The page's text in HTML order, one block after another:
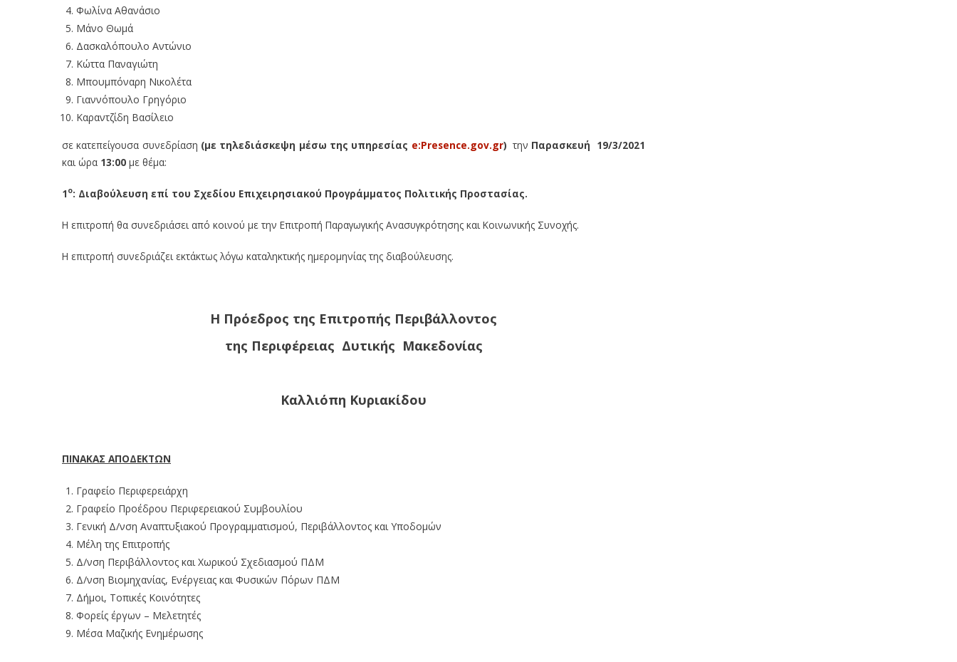
Φωλίνα Αθανάσιο
Μάνο Θωμά
Δασκαλόπουλο Αντώνιο
Κώττα Παναγιώτη
Μπουμπόναρη Νικολέτα
Γιαννόπουλο Γρηγόριο
Καραντζίδη Βασίλειο
σε κατεπείγουσα συνεδρίαση (με τηλεδιάσκεψη μέσω της υπηρεσίας e:Presence.gov.gr) την Παρασκευή 19/3/2021
και ώρα 13:00 με θέμα:
1 ο: Διαβούλευση επί του Σχεδίου Επιχειρησιακού Προγράμματος Πολιτικής Προστασίας.
Η επιτροπή θα συνεδριάσει από κοινού με την Επιτροπή Παραγωγικής Ανασυγκρότησης και Κοινωνικής Συνοχής.
Η επιτροπή συνεδριάζει εκτάκτως λόγω καταληκτικής ημερομηνίας της διαβούλευσης.
Η Πρόεδρος της Επιτροπής Περιβάλλοντος
της Περιφέρειας Δυτικής Μακεδονίας
Καλλιόπη Κυριακίδου
ΠΙΝΑΚΑΣ ΑΠΟΔΕΚΤΩΝ
Γραφείο Περιφερειάρχη
Γραφείο Προέδρου Περιφερειακού Συμβουλίου
Γενική Δ/νση Αναπτυξιακού Προγραμματισμού, Περιβάλλοντος και Υποδομών
Μέλη της Επιτροπής
Δ/νση Περιβάλλοντος και Χωρικού Σχεδιασμού ΠΔΜ
Δ/νση Βιομηχανίας, Ενέργειας και Φυσικών Πόρων ΠΔΜ
Δήμοι, Τοπικές Κοινότητες
Φορείς έργων – Μελετητές
Μέσα Μαζικής Ενημέρωσης